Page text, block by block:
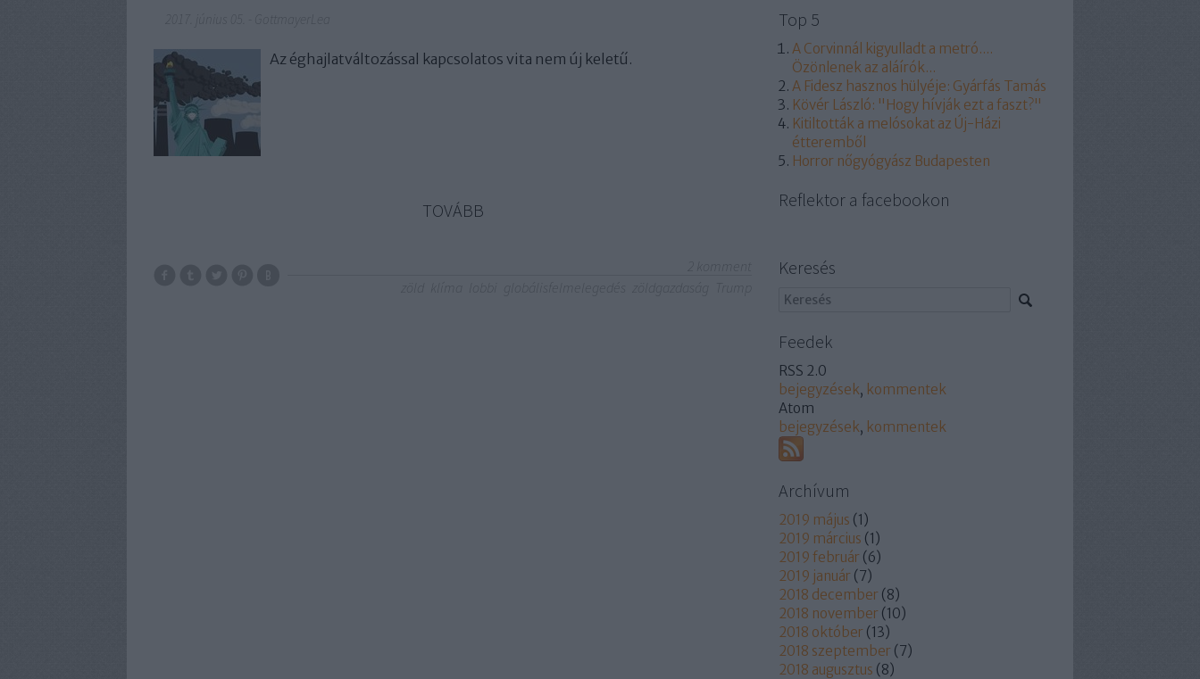
Az éghajlatváltozással kapcsolatos vita nem új keletű.
TOVÁBB
Top 5
A Corvinnál kigyulladt a metró....
Özönlenek az aláírók...
A Fidesz hasznos hülyéje: Gyárfás Tamás
Kövér László: "Hogy hívják ezt a faszt?"
Kitiltották a melósokat az Új-Házi
étteremből
Horror nőgyógyász Budapesten
Reflektor a facebookon
Keresés
Feedek
RSS 2.0
bejegyzések, kommentek
Atom
bejegyzések, kommentek
Archívum
2019 május (1)
2019 március (1)
2019 február (6)
2019 január (7)
2018 december (8)
2018 november (10)
2018 október (13)
2018 szeptember (7)
2018 augusztus (8)